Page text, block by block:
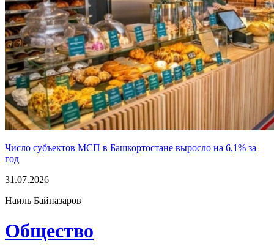
Число субъектов МСП в Башкортостане выросло на 6,1% за
год
31.07.2026
Наиль Байназаров
Общество